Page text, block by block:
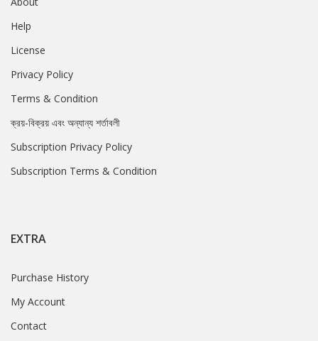
Help
License
Privacy Policy
Terms & Condition
ক্রয়-বিক্রয় এবং অন্যান্য শর্তাবলী
Subscription Privacy Policy
Subscription Terms & Condition
EXTRA
Purchase History
My Account
Contact